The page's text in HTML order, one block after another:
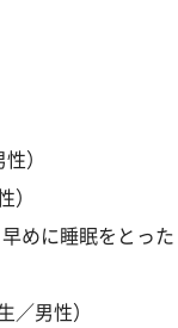
）
）
めに睡眠をとった
／男性）